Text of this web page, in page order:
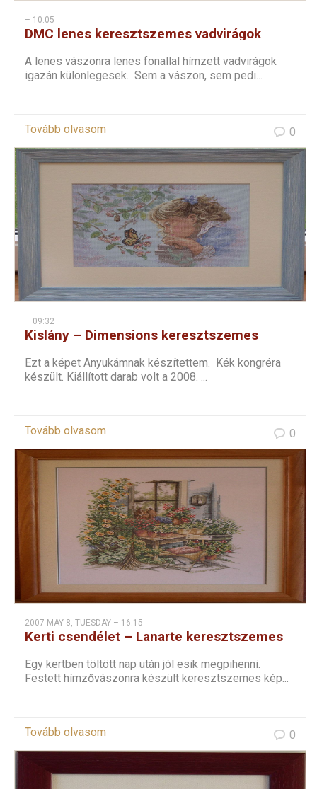
– 10:05
DMC lenes keresztszemes vadvirágok
A lenes vászonra lenes fonallal hímzett vadvirágok
igazán különlegesek. Sem a vászon, sem pedi...
Tovább olvasom 0
– 09:32
Kislány – Dimensions keresztszemes
Ezt a képet Anyukámnak készítettem. Kék kongréra
készült. Kiállított darab volt a 2008. ...
Tovább olvasom 0
2007 MAY 8, TUESDAY – 16:15
Kerti csendélet – Lanarte keresztszemes
Egy kertben töltött nap után jól esik megpihenni.
Festett hímzővászonra készült keresztszemes kép...
Tovább olvasom 0